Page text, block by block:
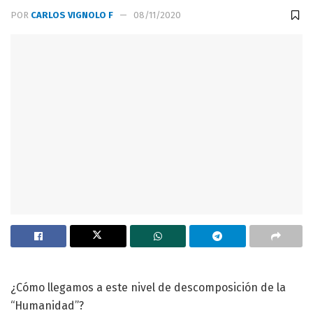
POR CARLOS VIGNOLO F 08/11/2020
¿Cómo llegamos a este nivel de descomposición de la
“Humanidad”?